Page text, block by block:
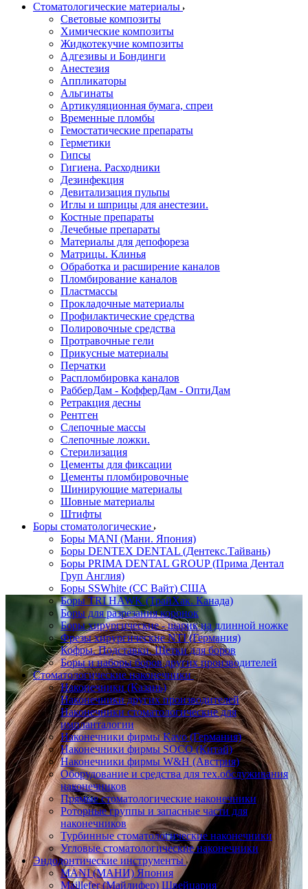
Стоматологические материалы
Световые композиты
Химические композиты
Жидкотекучие композиты
Адгезивы и Бондинги
Анестезия
Аппликаторы
Альгинаты
Артикуляционная бумага, спреи
Временные пломбы
Гемостатические препараты
Герметики
Гипсы
Гигиена. Расходники
Дезинфекция
Девитализация пульпы
Иглы и шприцы для анестезии.
Костные препараты
Лечебные препараты
Материалы для депофореза
Матрицы. Клинья
Обработка и расширение каналов
Пломбирование каналов
Пластмассы
Прокладочные материалы
Профилактические средства
Полировочные средства
Протравочные гели
Прикусные материалы
Перчатки
Распломбировка каналов
РабберДам - КофферДам - ОптиДам
Ретракция десны
Рентген
Слепочные массы
Слепочные ложки.
Стерилизация
Цементы для фиксации
Цементы пломбировочные
Шинирующие материалы
Шовные материалы
Штифты
Боры стоматологические
Боры MANI (Мани. Япония)
Боры DENTEX DENTAL (Дентекс.Тайвань)
Боры PRIMA DENTAL GROUP (Прима Дентал
Груп Англия)
Боры SSWhite (СС Вайт) США
Боры TRI HAWK (ТрайХак. Канада)
Боры для разрезания коронок
Боры хирургические - шарик на длинной ножке
Фрезы хирургические NTI (Германия)
Кофры. Подставки. Щетки для боров
Боры и наборы боров других производителей
Стоматологические наконечники
Наконечники (Казань)
Наконечники других производителей
Наконечники стоматологические для
импланталогии
Наконечники фирмы Kavo (Германия)
Наконечники фирмы SOCO (Китай)
Наконечники фирмы W&H (Австрия)
Оборудование и средства для тех.обслуживания
наконечников
Прямые стоматологические наконечники
Роторные группы и запасные части для
наконечников
Турбинные стоматологические наконечники
Угловые стоматологические наконечники
Эндодонтические инструменты
MANI (МАНИ) Япония
Maillefer (Майлифер) Швейцария